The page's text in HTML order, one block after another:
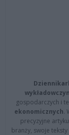
gospodarczych i
ekonomicznych.
precyzyjne
branży, swoje